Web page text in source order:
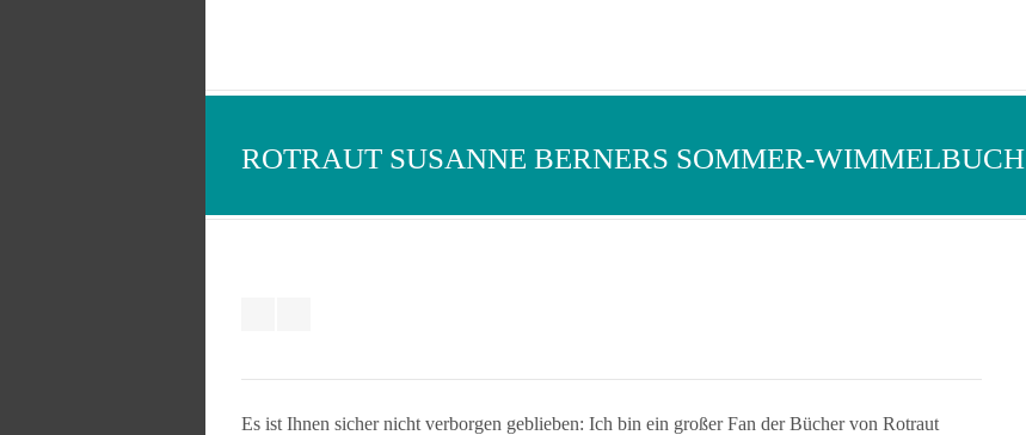
ROTRAUT SUSANNE BERNERS SOMMER-WIMMELBUCH
Es ist Ihnen sicher nicht verborgen geblieben: Ich bin ein großer Fan der Bücher von Rotraut